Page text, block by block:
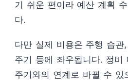
기 쉬운 편이라 예산 계획
다.
다만 실제 비용은 주행 습관
주기 등에 좌우됩니다. 정비
주기와의 연계로 바뀔 수 있